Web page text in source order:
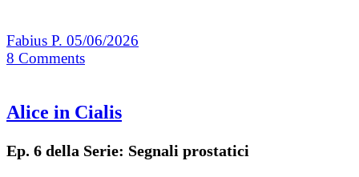
Fabius P. 05/06/2026
8 Comments
Alice in Cialis
Ep. 6 della Serie: Segnali prostatici